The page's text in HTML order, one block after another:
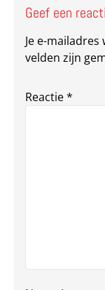
Geef een
Je e-
velden zijn
Reactie*